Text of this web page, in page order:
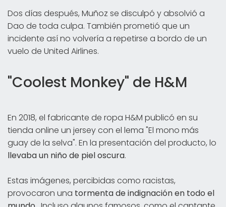
Dos días después, Muñoz se disculpó y absolvió a
Dao de toda culpa. También prometió que un
incidente así no volvería a repetirse a bordo de un
vuelo de United Airlines.
"Coolest Monkey" de H&M
En 2018, el fabricante de ropa H&M publicó en su
tienda online un jersey con el lema "El mono más
guay de la selva". En la presentación del producto, lo
llevaba un niño de piel oscura.
Estas imágenes, percibidas como racistas,
provocaron una tormenta de indignación en todo el